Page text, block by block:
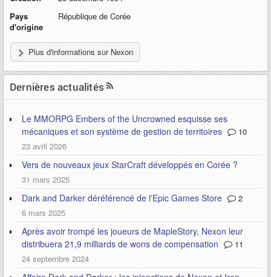
Pays
d'origine
République de Corée
Plus d'informations sur Nexon
Dernières actualités
Le MMORPG Embers of the Uncrowned esquisse ses
mécaniques et son système de gestion de territoires
10
23 avril 2026
Vers de nouveaux jeux StarCraft développés en Corée ?
31 mars 2025
Dark and Darker déréférencé de l'Epic Games Store
2
6 mars 2025
Après avoir trompé les joueurs de MapleStory, Nexon leur
distribuera 21,9 milliards de wons de compensation
11
24 septembre 2024